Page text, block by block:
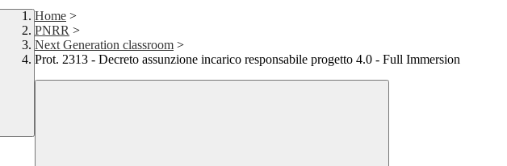
Home >
PNRR >
Next Generation classroom >
Prot. 2313 - Decreto assunzione incarico responsabile progetto 4.0 - Full Immersion